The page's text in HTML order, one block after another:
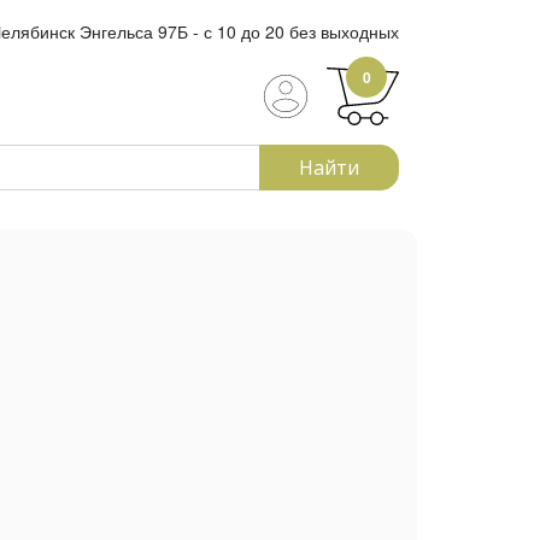
Энгельса 97Б - с 10 до 20 без выходных
0
Найти